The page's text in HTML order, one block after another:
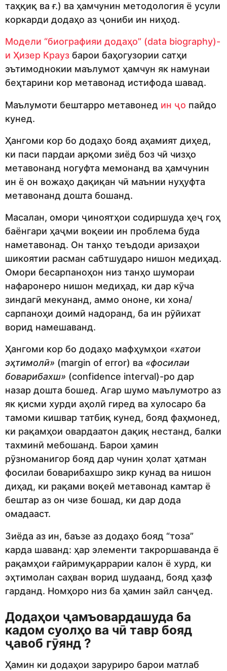
таҳқиқ ва ғ.) ва ҳамчунин методология ё усули
коркарди додаҳо аз ҷониби ин ниҳод.
Модели “биографияи додаҳо” (data biography)-
и Ҳизер Крауз барои баҳогузории сатҳи
эътимоднокии маълумот ҳамчун як намунаи
беҳтарини кор метавонад истифода шавад.
Маълумоти бештарро метавонед ин ҷо пайдо
кунед.
Ҳангоми кор бо додаҳо бояд аҳамият диҳед,
ки паси пардаи арқоми зиёд боз чӣ чизҳо
метавонанд ногуфта мемонанд ва ҳамчунин
ин ё он вожаҳо дақиқан чӣ маънии нуҳуфта
метавонанд дошта бошанд.
Масалан, омори ҷиноятҳои содиршуда ҳеҷ гоҳ
баёнгари ҳаҷми воқеии ин проблема буда
наметавонад. Он танҳо теъдоди аризаҳои
шикоятии расман сабтшударо нишон медиҳад.
Омори бесарпаноҳон низ танҳо шумораи
нафаронеро нишон медиҳад, ки дар кӯча
зиндагӣ мекунанд, аммо ононе, ки хона/
сарпаноҳи доимӣ надоранд, ба ин рӯйихат
ворид намешаванд.
Ҳангоми кор бо додаҳо мафҳумҳои «хатои
эҳтимолӣ» (margin of error) ва «фосилаи
боварибахш» (confidence interval)-ро дар
назар дошта бошед. Агар шумо маълумотро аз
як қисми хурди аҳолӣ гиред ва хулосаро ба
тамоми кишвар татбиқ кунед, бояд фаҳмонед,
ки рақамҳои овардаатон дақиқ нестанд, балки
тахминӣ мебошанд. Барои ҳамин
рӯзноманигор бояд дар чунин ҳолат ҳатман
фосилаи боварибахшро зикр кунад ва нишон
диҳад, ки рақами воқеӣ метавонад камтар ё
бештар аз он чизе бошад, ки дар дода
омадааст.
Зиёда аз ин, баъзе аз додаҳо бояд “тоза”
карда шаванд: ҳар элементи такроршаванда ё
рақамҳои ғайримуқаррарии калон ё хурд, ки
эҳтимолан саҳван ворид шудаанд, бояд ҳазф
гарданд. Номҳоро низ ба ҳамин зайл санҷед.
Додаҳои ҷамъовардашуда ба
кадом суолҳо ва чӣ тавр бояд
ҷавоб гӯянд ?
Ҳамин ки додаҳои заруриро барои матлаб